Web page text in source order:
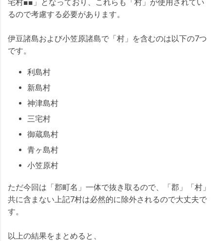
宅村■■」となっており、これらも「村」が使用されてい
るので考慮する必要があります。
伊豆諸島および小笠原諸島で「村」を含むのは以下の7つ
です。
利島村
新島村
神津島村
三宅村
御蔵島村
青ヶ島村
小笠原村
ただ今回は「郡町名」一体で抜き取るので、「郡」「村」
共に含まない上記7村は必然的に除外されるので大丈夫で
す。
以上の結果をまとめると、